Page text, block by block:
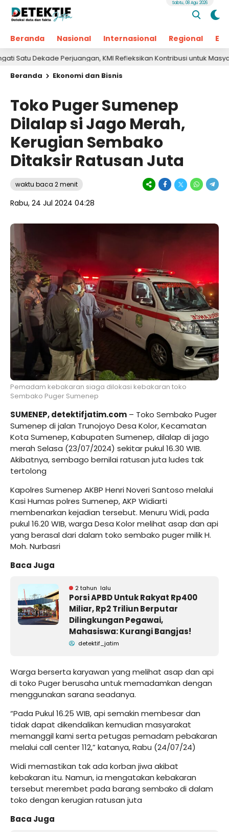
Beranda Nasional Internasional Regional
Sabtu, 08 Agu 2026
Perjuangan, KMI Refleksikan Kontribusi untuk Masyarakat
Beranda
Ekonomi dan Bisnis
Toko Puger Sumenep
Dilalap si Jago Merah,
Kerugian Sembako
Ditaksir Ratusan Juta
waktu baca 2 menit
Rabu, 24 Jul 2024 04:28
Pemadam kebakaran siaga dilokasi kebakaran toko
Sembako Puger Sumenep
SUMENEP,detektifjatim.com – Toko Sembako Puger
Sumenep di jalan Trunojoyo Desa Kolor, Kecamatan
Kota Sumenep, Kabupaten Sumenep, dilalap di jago
merah Selasa (23/07/2024) sekitar pukul 16.30 WIB.
Akibatnya, sembago bernilai ratusan juta ludes tak
tertolong
Kapolres Sumenep AKBP Henri Noveri Santoso melalui
Kasi Humas polres Sumenep, AKP Widiarti
membenarkan kejadian tersebut. Menuru Widi, pada
pukul 16.20 WIB, warga Desa Kolor melihat asap dan api
yang berasal dari dalam toko sembako puger milik H.
Moh. Nurbasri
Baca Juga
2 tahun lalu
Porsi APBD Untuk Rakyat Rp400
Miliar, Rp2 Triliun Berputar
Dilingkungan Pegawai,
Mahasiswa: Kurangi Bangjas!
detektif_jatim
Warga berserta karyawan yang melihat asap dan api
di toko Puger berusaha untuk memadamkan dengan
menggunakan sarana seadanya.
“Pada Pukul 16.25 WIB, api semakin membesar dan
tidak dapat dikendalikan kemudian masyarakat
memanggil kami serta petugas pemadam pebakaran
melalui call center 112,” katanya, Rabu (24/07/24)
Widi memastikan tak ada korban jiwa akibat
kebakaran itu. Namun, ia mengatakan kebakaran
tersebut merembet pada barang sembako di dalam
toko dengan kerugian ratusan juta
Baca Juga